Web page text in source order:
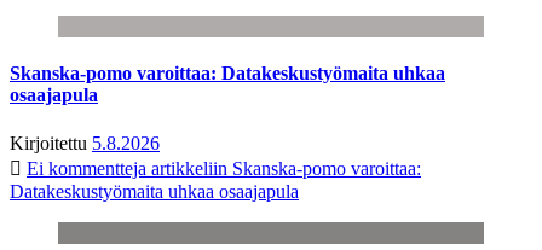
Skanska-pomo varoittaa: Datakeskustyömaita uhkaa
osaajapula
Kirjoitettu 5.8.2026
Ei kommentteja artikkeliin Skanska-pomo varoittaa:
Datakeskustyömaita uhkaa osaajapula